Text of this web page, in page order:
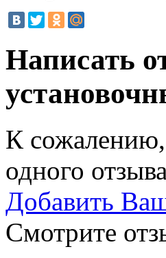
Написать
К
одного
Добавить
Смотрите